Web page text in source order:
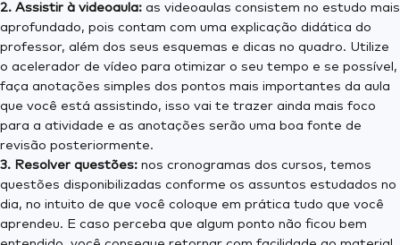
2. Assistir à videoaula: as videoaulas consistem no estudo mais
aprofundado, pois contam com uma explicação didática do
professor, além dos seus esquemas e dicas no quadro. Utilize
o acelerador de vídeo para otimizar o seu tempo e se possível,
faça anotações simples dos pontos mais importantes da aula
que você está assistindo, isso vai te trazer ainda mais foco
para a atividade e as anotações serão uma boa fonte de
revisão posteriormente.
3. Resolver questões: nos cronogramas dos cursos, temos
questões disponibilizadas conforme os assuntos estudados no
dia, no intuito de que você coloque em prática tudo que você
aprendeu. E caso perceba que algum ponto não ficou bem